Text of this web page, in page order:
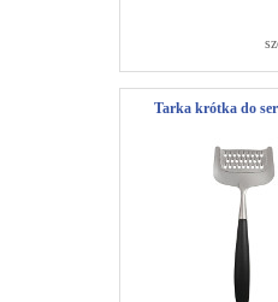
Tarka krótka do